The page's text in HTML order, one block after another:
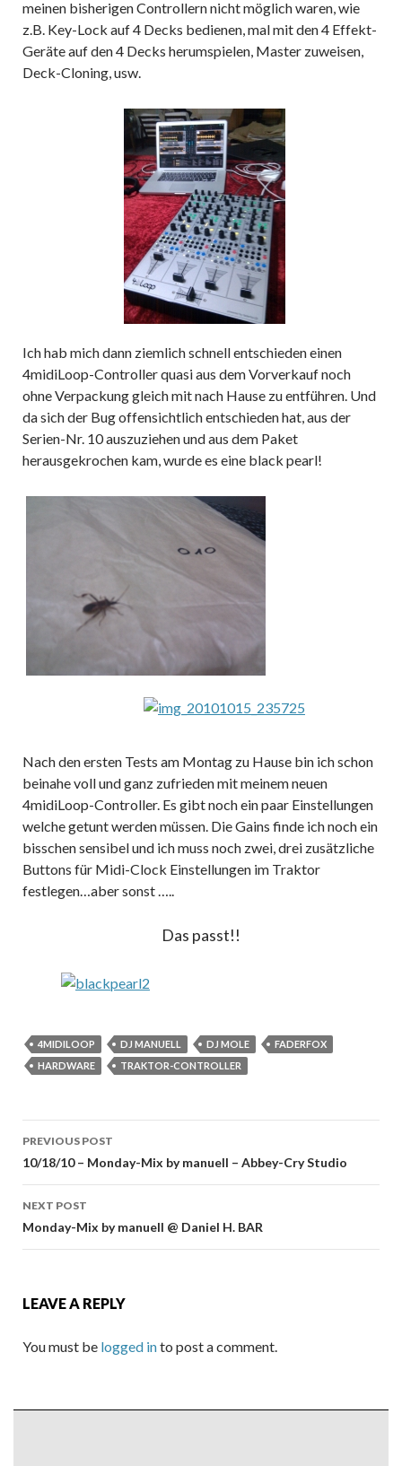
meinen bisherigen Controllern nicht möglich waren, wie
z.B. Key-Lock auf 4 Decks bedienen, mal mit den 4 Effekt-
Geräte auf den 4 Decks herumspielen, Master zuweisen,
Deck-Cloning, usw.
Ich hab mich dann ziemlich schnell entschieden einen
4midiLoop-Controller quasi aus dem Vorverkauf noch
ohne Verpackung gleich mit nach Hause zu entführen. Und
da sich der Bug offensichtlich entschieden hat, aus der
Serien-Nr. 10 auszuziehen und aus dem Paket
herausgekrochen kam, wurde es eine black pearl!
Nach den ersten Tests am Montag zu Hause bin ich schon
beinahe voll und ganz zufrieden mit meinem neuen
4midiLoop-Controller. Es gibt noch ein paar Einstellungen
welche getunt werden müssen. Die Gains finde ich noch ein
bisschen sensibel und ich muss noch zwei, drei zusätzliche
Buttons für Midi-Clock Einstellungen im Traktor
festlegen…aber sonst …..
Das passt!!
4MIDILOOP DJ MANUELL DJ MOLE
FADERFOX
HARDWARE
TRAKTOR-CONTROLLER
Post
navigation
PREVIOUS POST
10/18/10 – Monday-Mix by manuell – Abbey-Cry Studio
NEXT POST
Monday-Mix by manuell @ Daniel H. BAR
LEAVE A REPLY
You must be logged into post a comment.